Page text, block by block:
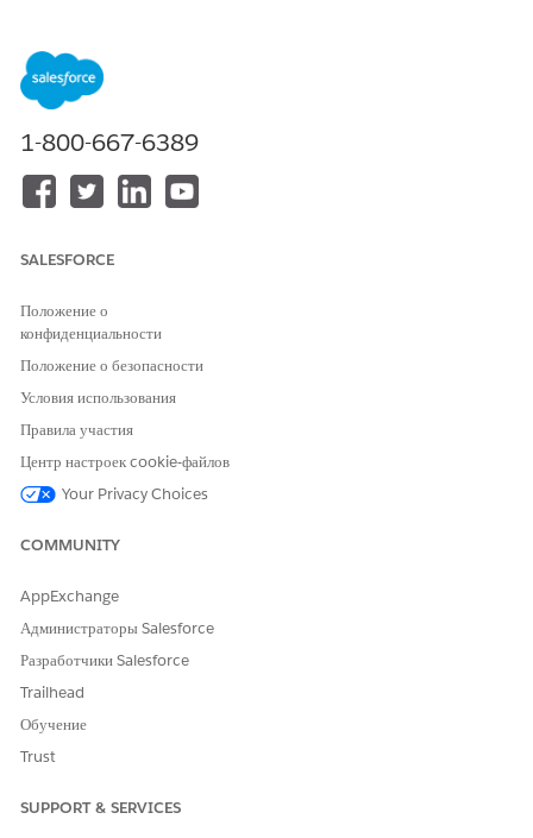
Для создания записей плана
покупателя:
организаций-компаний для плательщиков.
В средстве запуска приложений найдите и откройте «
покупателя».
В плательщике выберите запись организации-компании
плательщика.
Сохраните изменения.
ЭТА СТАТЬЯ РЕШИЛА ВАШУ ПРОБЛЕМУ?
1-800-667-6389
SALESFORCE
Положение о
конфиденциальности
Положение о безопасности
Условия использования
Правила участия
Центр настроек cookie-файлов
Your Privacy Choices
COMMUNITY
AppExchange
Администраторы Salesforce
Разработчики Salesforce
Trailhead
Обучение
Trust
SUPPORT & SERVICES